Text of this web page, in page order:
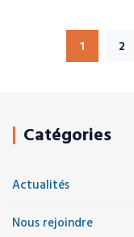
1 2
Catégories
Actualités
Nous rejoindre